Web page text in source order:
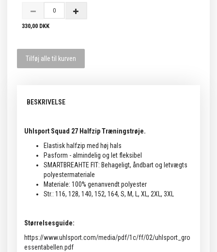
330,00 DKK
Tilføj alle til kurven
BESKRIVELSE
Uhlsport Squad 27 Halfzip Træningstrøje.
Elastisk halfzip med høj hals
Pasform - almindelig og let fleksibel
SMARTBREAHTE FIT: Behageligt, åndbart og letvægts
polyestermateriale
Materiale: 100% genanvendt polyester
Str.: 116, 128, 140, 152, 164, S, M, L, XL, 2XL, 3XL
Størrelsesguide:
https://www.uhlsport.com/media/pdf/1c/ff/02/uhlsport_gro
essentabellen.pdf